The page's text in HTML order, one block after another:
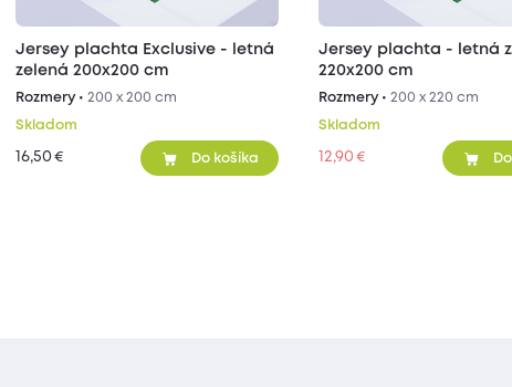
Jersey plachta Exclusive - letná
zelená 200x200 cm
Rozmery •200 x 200 cm
Skladom
16,50 € Do košíka
Jersey plachta - letná
220x200 cm
Rozmery • 200 x 220 cm
Skladom
12,90 €